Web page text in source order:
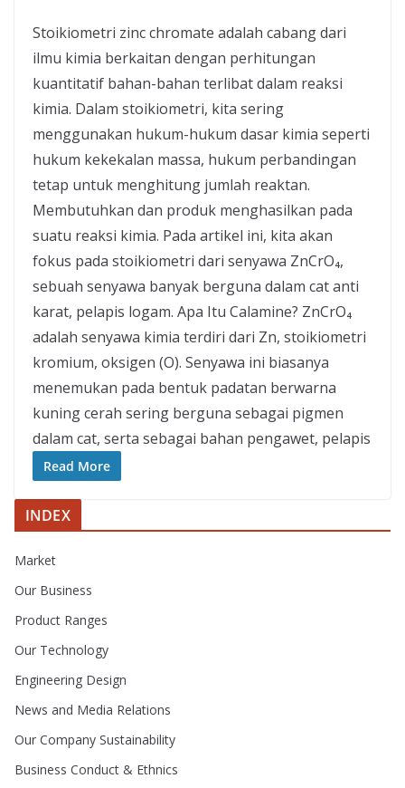
Stoikiometri zinc chromate adalah cabang dari
ilmu kimia berkaitan dengan perhitungan
kuantitatif bahan-bahan terlibat dalam reaksi
kimia. Dalam stoikiometri, kita sering
menggunakan hukum-hukum dasar kimia seperti
hukum kekekalan massa, hukum perbandingan
tetap untuk menghitung jumlah reaktan.
Membutuhkan dan produk menghasilkan pada
suatu reaksi kimia. Pada artikel ini, kita akan
fokus pada stoikiometri dari senyawa ZnCrO₄,
sebuah senyawa banyak berguna dalam cat anti
karat, pelapis logam. Apa Itu Calamine? ZnCrO₄
adalah senyawa kimia terdiri dari Zn, stoikiometri
kromium, oksigen (O). Senyawa ini biasanya
menemukan pada bentuk padatan berwarna
kuning cerah sering berguna sebagai pigmen
dalam cat, serta sebagai bahan pengawet, pelapis
Read More
INDEX
Market
Our Business
Product Ranges
Our Technology
Engineering Design
News and Media Relations
Our Company Sustainability
Business Conduct & Ethnics